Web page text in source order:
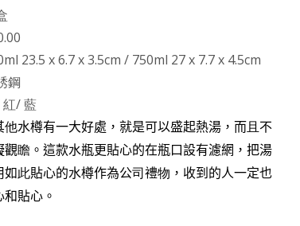
23.5 x 6.7 x 3.5cm / 750ml 27 x 7.7 x 4.5cm
鋼
/ 藍
他水樽有一大好處，就是可以盛起熱湯，而 且 不
觀瞻 。這款水瓶更貼心的在瓶口設有濾網，把湯
如此貼心的水樽作為公司禮物 ，收到的人一定也
和貼心。